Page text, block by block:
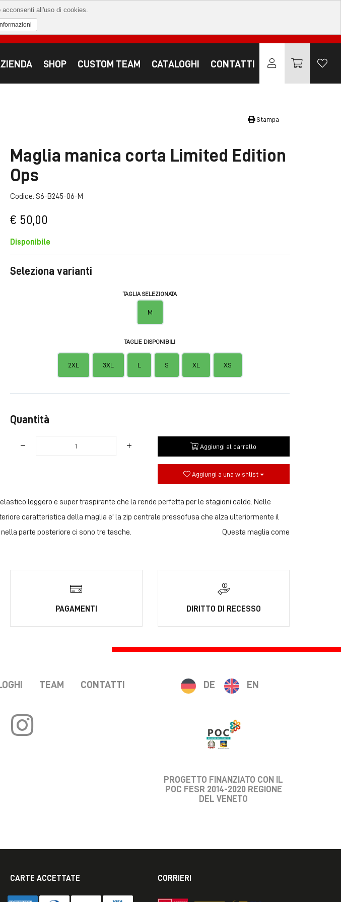
SHOP CUSTOM TEAM CATALOGHI CONTATTI
Stampa
Maglia manica corta Limited Edition
Ops
Codice: S6-B245-06-M
€ 50,00
Disponibile
Seleziona varianti
TAGLIA SELEZIONATA
M
TAGLIE DISPONIBILI
2XL 3XL L S XL XS
Quantità
Aggiungi al carrello
Aggiungi a una wishlist
leggero e super traspirante che la rende perfetta per le stagioni calde. Nelle
caratteristica della maglia e' la zip centrale pressofusa che alza ulteriormente il
mentre nella parte posteriore ci sono tre tasche. Questa maglia come
PAGAMENTI DIRITTO DI RECESSO
TEAM CONTATTI DE EN
PROGETTO FINANZIATO CON IL
POC FESR 2014-2020 REGIONE
DEL VENETO
CARTE ACCETTATE CORRIERI
all'uso di cookies.
Informazioni